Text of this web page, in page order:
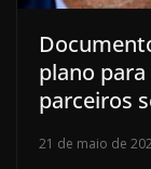
plano
parceiros
21 de maio de